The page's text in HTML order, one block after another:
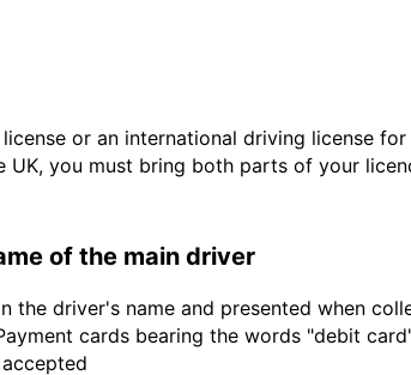
or an international driving license
you must bring both parts of your
of the main driver
the driver's name and presented when
cards bearing the words "debit